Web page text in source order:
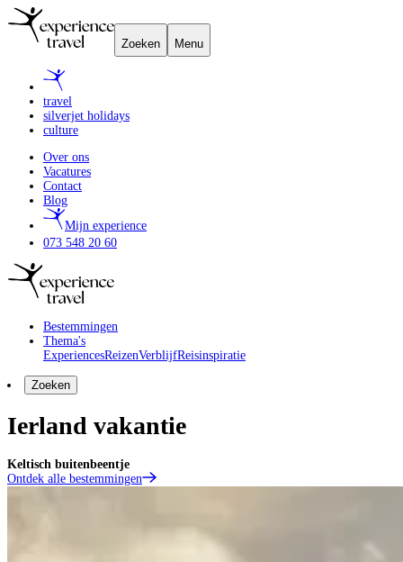
Zoeken Menu
travel
silverjet holidays
culture
Over ons
Vacatures
Contact
Blog
Mijn experience
073 548 20 60
Bestemmingen
Thema's
ExperiencesReizenVerblijfReisinspiratie
Zoeken
Ierland vakantie
Keltisch buitenbeentje
Ontdek alle bestemmingen